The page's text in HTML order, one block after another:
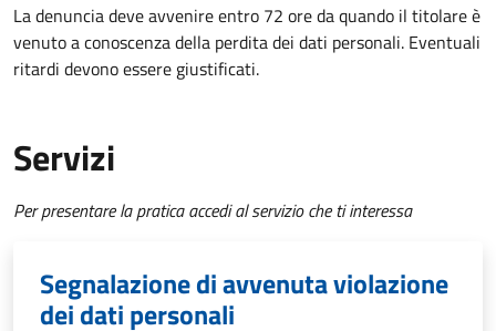
La denuncia deve avvenire entro 72 ore da quando il titolare è
venuto a conoscenza della perdita dei dati personali. Eventuali
ritardi devono essere giustificati.
Servizi
Per presentare la pratica accedi al servizio che ti interessa
Segnalazione di avvenuta violazione
dei dati personali